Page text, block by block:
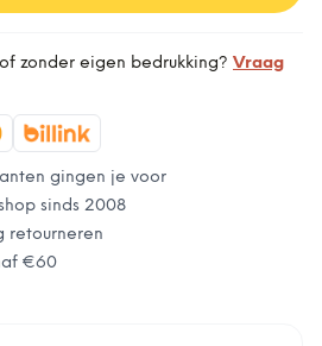
zonder eigen bedrukking? Vraag
gingen je voor
sinds 2008
retourneren
€60